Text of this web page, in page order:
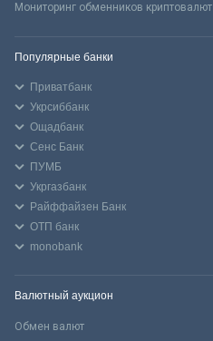
Мониторинг обменников криптовалют
Популярные банки
Приватбанк
Укрсиббанк
Ощадбанк
Сенс Банк
ПУМБ
Укргазбанк
Райффайзен Банк
ОТП банк
monobank
Валютный аукцион
Обмен валют